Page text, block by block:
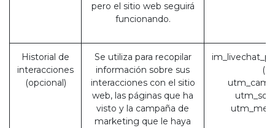
pero el sitio web seguirá
funcionando.
Historial de
interacciones
(opcional)
Se utiliza para recopilar
información sobre sus
interacciones con el sitio
web, las páginas que ha
visto y la campaña de
marketing que le haya